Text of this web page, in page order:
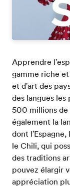
Apprendre
gamme riche
et d'art des
des langues les
500 millions de
également la
dont
le Chili, qui
des traditions
pouvez élargir
appréciation